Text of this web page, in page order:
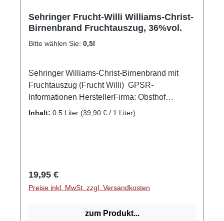
Sehringer Frucht-Willi Williams-Christ-
Birnenbrand Fruchtauszug, 36%vol.
Bitte wählen Sie: 0,5l
Sehringer Williams-Christ-Birnenbrand mit
Fruchtauszug (Frucht Willi) GPSR-
Informationen HerstellerFirma: Obsthof
Sehringer GbRLand: DeutschlandStadt:
Inhalt: 0.5 Liter (39,90 € / 1 Liter)
Regulärer Preis:
19,95 €
Preise inkl. MwSt. zzgl. Versandkosten
zum Produkt...